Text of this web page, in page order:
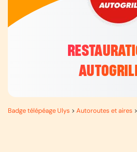
Badge télépéage Ulys > Autoroutes et aires >